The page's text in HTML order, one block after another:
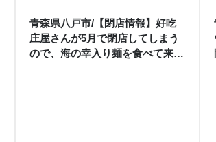
青森県八戸市/【閉店情報】好吃
庄屋さんが5月で閉店してしまう
ので、海の幸入り麺を食べて来ま